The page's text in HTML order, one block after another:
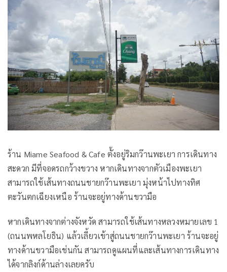
ร้าน Miame Seafood & Cafe ตั้งอยู่ริมกว๊านพะเยา การเดินทาง
สะดวก มีที่จอดรถกว้างขวาง หากเดินทางจากตัวเมืองพะเยา
สามารถใช้เส้นทางถนนชายกว๊านพะเยา มุ่งหน้าไปทางทิศ
ตะวันตกเฉียงเหนือ ร้านจะอยู่ทางด้านขวามือ
หากเดินทางจากต่างจังหวัด สามารถใช้เส้นทางหลวงหมายเลข 1
(ถนนพหลโยธิน) แล้วเลี้ยวเข้าสู่ถนนชายกว๊านพะเยา ร้านจะอยู่
ทางด้านขวามือเช่นกัน สามารถดูแผนที่และเส้นทางการเดินทาง
ได้จากลิงก์ด้านล่างเลยครับ